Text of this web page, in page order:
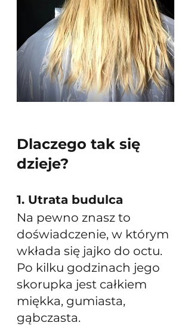
Dlaczego tak się
dzieje?
1. Utrata budulca
Na pewno znasz to
doświadczenie, w którym
wkłada się jajko do octu.
Po kilku godzinach jego
skorupka jest całkiem
miękka, gumiasta,
gąbczasta.